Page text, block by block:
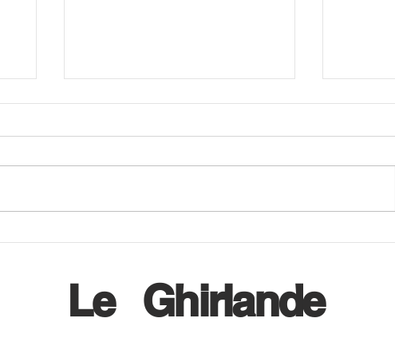
dell'Health QiGong
Le Ghirlande